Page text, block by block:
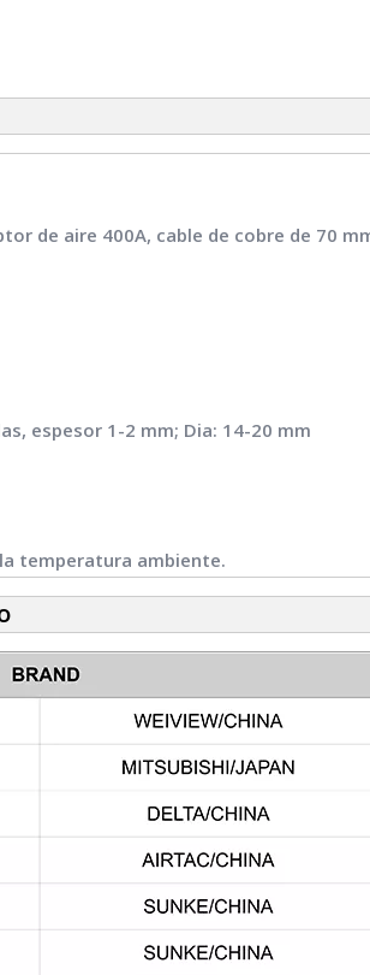
de aire 400A, cable de cobre de 70
espesor 1-2 mm; Dia: 14-20 mm
temperatura ambiente.